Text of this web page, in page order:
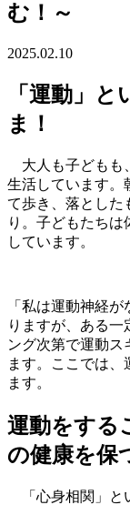
む！～
2025.02.10
「運動」
ま！
大人も子どもも
生活しています。
て歩き、落とした
り。子どもたち
しています。
「私は運動神経
りますが、ある
ング次第で運動ス
ます。ここでは
ます。
運動をする
の健康を保
「心身相関」と